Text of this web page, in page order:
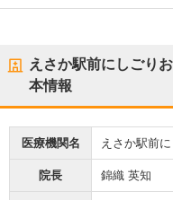
えさか駅前にしごり
本情報
医療機関名 えさか駅前
院長 錦織 英知